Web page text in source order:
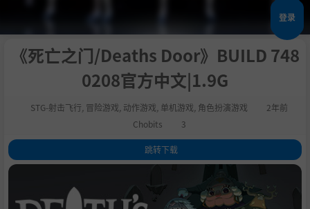
登录
《死亡之门/Deaths Door》BUILD 748
0208官方中文|1.9G
STG-射击飞行 冒险游戏 动作游戏 单机游戏 角色扮演游戏
2年前
Chobits
3
跳转下载
1.关于这款游戏
3.支持作者